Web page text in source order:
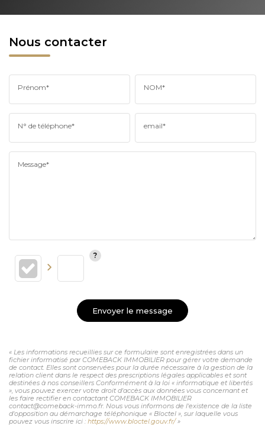
Nous contacter
Prénom* NOM*
N° de téléphone* email*
Message*
Envoyer le message
« Les informations recueillies sur ce formulaire sont enregistrées dans un
fichier informatisé par COMEBACK IMMOBILIER pour gérer votre demande
de contact. Elles sont conservées pour la durée nécessaire à la gestion de la
relation client dans le respect des prescriptions légales applicables et sont
destinées à nos conseillers Conformément à la loi « informatique et libertés
», vous pouvez exercer votre droit d'accès aux données vous concernant et
les faire rectifier en contactant COMEBACK IMMOBILIER
contact@comeback-immo.fr. Nous vous informons de l'existence de la liste
d'opposition au démarchage téléphonique « Bloctel », sur laquelle vous
pouvez vous inscrire ici : https://www.bloctel.gouv.fr/»